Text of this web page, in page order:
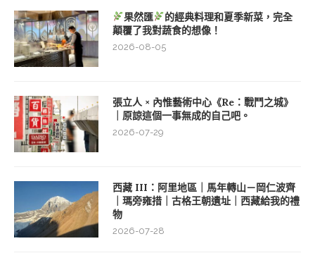
果然匯
的經典料理和夏季新菜，完全
顛覆了我對蔬食的想像！
2026-08-05
張立人 × 內惟藝術中心《Re：戰鬥之城》
｜原諒這個一事無成的自己吧。
2026-07-29
西藏 III：阿里地區｜馬年轉山－岡仁波齊
｜瑪旁雍措｜古格王朝遺址｜西藏給我的禮
物
2026-07-28